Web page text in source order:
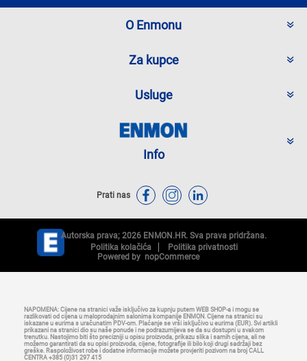
O Enmonu
Za kupce
Usluge
Info
Prati nas
Autorska prava; 2026 ENMON.HR. Sva prava pridržana.
Politika kolačića
Politika privatnosti
Powered by nopCommerce
NAPOMENA: Cijene na stranici važe isključivo za kupnju putem WEB SHOP-a i mogu se
razlikovati od cijena u maloprodajnim salonima kompanije ENMON. Cijene na stranici su
iskazane u eurima s uračunatim PDV-om. Plaćanje se vrši isključivo u eurima (EUR). Svi artikli
prikazani na stranici dio su naše ponude i ne podrazumijeva se da su dostupni u svakom
trenutku. Nastojimo biti što precizniji u opisu proizvoda, prikazu slika i samih cijena, ali ne
možemo garantirati da su opisi proizvoda, cijene, fotografije ili bilo koji drugi sadržaji bez
greške. Raspoloživost robe i dodatne informacije možete provjeriti pozivom na broj CALL
CENTRA +385 (0)31 297 415